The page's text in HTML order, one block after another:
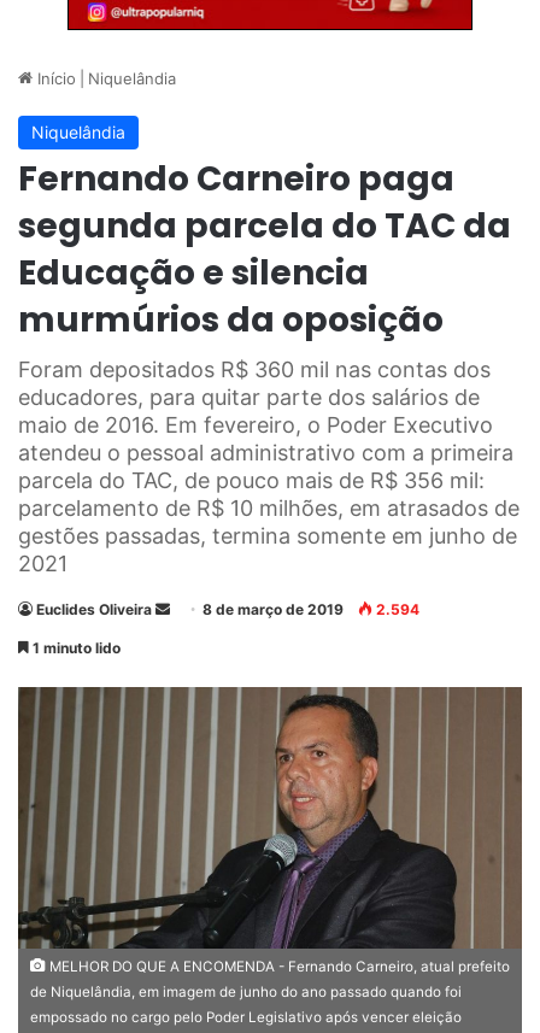
Início Niquelândia
Niquelândia
Fernando Carneiro paga
segunda parcela do TAC da
Educação e silencia
murmúrios da oposição
Foram depositados R$ 360 mil nas contas dos
educadores, para quitar parte dos salários de
maio de 2016. Em fevereiro, o Poder Executivo
atendeu o pessoal administrativo com a primeira
parcela do TAC, de pouco mais de R$ 356 mil:
parcelamento de R$ 10 milhões, em atrasados de
gestões passadas, termina somente em junho de
2021
Euclides Oliveira
a
8 de março de 2019 2.594
1 minuto lido
MELHOR DO QUE A ENCOMENDA - Fernando Carneiro, atual prefeito
de Niquelândia, em imagem de junho do ano passado quando foi
empossado no cargo pelo Poder Legislativo após vencer eleição